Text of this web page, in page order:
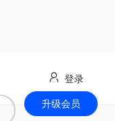
登录
升级会员